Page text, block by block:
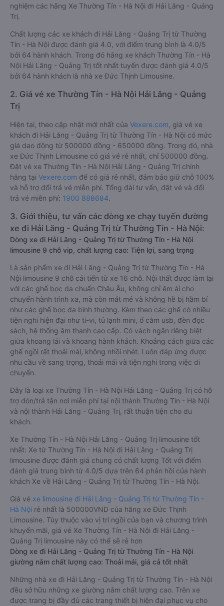
nghiệm các hãng Xe Thường Tín - Hà Nội đi Hải Lăng - Quảng
Trị.
Chất lượng các xe khách đi Hải Lăng - Quảng Trị từ Thường
Tín - Hà Nội được đánh giá 4.0, với điểm trung bình là 4.0/5
bởi 64 hành khách. Trong đó hãng xe khách Thường Tín - Hà
Nội Hải Lăng - Quảng Trị tốt nhất tuyến được đánh giá 4.0/5
bởi 64 hành khách là nhà xe Đức Thịnh Limousine.
2. Giá vé xe Thường Tín - Hà Nội Hải Lăng - Quảng
Trị
Hiện tại, theo cập nhật mới nhất của Vexere.com , giá vé xe
khách đi Hải Lăng - Quảng Trị từ Thường Tín - Hà Nội có mức
giá dao động từ 500000 đồng - 650000 đồng. Trong đó, nhà
xe Đức Thịnh Limousine có giá vé rẻ nhất, chỉ 500000 đồng.
Đặt vé xe Thường Tín - Hà Nội Hải Lăng - Quảng Trị chính
hãng tại Vexere.com để có giá rẻ nhất, đảm bảo giữ chỗ 100%
và hỗ trợ đổi trả vé miễn phí. Tổng đài tư vấn, đặt vé và đổi
trả vé miễn phí: 1900 888684.
3. Giới thiệu, tư vấn các dòng xe chạy tuyến đường
xe đi Hải Lăng - Quảng Trị từ Thường Tín - Hà Nội:
Dòng xe đi Hải Lăng - Quảng Trị từ Thường Tín - Hà Nội
limousine 9 chỗ vip, chất lượng cao: Tiện lợi, sang trọng
Là sản phẩm xe đi Hải Lăng - Quảng Trị từ Thường Tín - Hà
Nội limousine 9 chỗ cải tiến từ xe 16 chỗ. Nội thất được làm lại
với các ghế bọc da chuẩn Châu Âu, không chỉ êm ái cho
chuyến hành trình xa, mà còn mát mẻ và không hề bị hầm bí
như các ghế bọc da bình thường. Kèm theo các ghế có nhiều
tiện nghi hiện đại như ti-vi, tủ lạnh mini, ổ cắm usb, đèn đọc
sách, hệ thống âm thanh cao cấp. Có vách ngăn riêng biệt
giữa khoang lái và khoang hành khách. Khoảng cách giữa các
ghế ngồi rất thoải mái, không nhồi nhét. Luôn đáp ứng được
nhu cầu về sang trọng, thoải mái và tiện nghi trong việc di
chuyển.
Đây là loại xe Thường Tín - Hà Nội Hải Lăng - Quảng Trị có hỗ
trợ đón/trả tận nơi miễn phí tại nội thành Thường Tín - Hà Nội
và nội thành Hải Lăng - Quảng Trị, rất thuận tiện cho du
khách.
Xe Thường Tín - Hà Nội Hải Lăng - Quảng Trị limousine tốt
nhất: Xe từ Thường Tín - Hà Nội đi Hải Lăng - Quảng Trị
limousine được đánh giá chung có chất lượng Tốt với điểm
đánh giá trung bình từ 4.0/5 dựa trên 64 phản hồi của hành
khách Xe về Hải Lăng - Quảng Trị từ Thường Tín - Hà Nội.
Giá vé xe limousine đi Hải Lăng - Quảng Trị từ Thường Tín -
Hà Nội rẻ nhất là 500000VND của hãng xe Đức Thịnh
Limousine. Tùy thuộc vào vị trí ngồi của bạn và chương trình
khuyến mãi, giá vé Xe Thường Tín - Hà Nội đi Hải Lăng -
Quảng Trị limousine này có thể sẽ rẻ hơn
Dòng xe đi Hải Lăng - Quảng Trị từ Thường Tín - Hà Nội
giường nằm chất lượng cao: Thoải mái, giá cả tốt nhất
Những nhà xe đi Hải Lăng - Quảng Trị từ Thường Tín - Hà Nội
đều sở hữu những xe giường nằm chất lượng cao. Trên xe
được trang bị đầy đủ các trang thiết bị hiện đại phục vụ cho